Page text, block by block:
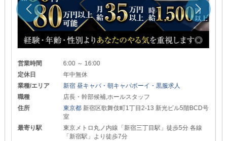
営業時間
6:00 ～ 16:00
定休日
年中無休
業種/エリア
新宿 昼キャバ・朝キャバボーイ・黒服求人
職種
店長・幹部候補,ホールスタッフ
住所
東京都 新宿区歌舞伎町1丁目2-13 新光ビル5階BCD号
室
最寄り駅
東京メトロ丸ノ内線「新宿三丁目駅」徒歩5分 各線
「新宿駅」より徒歩7分